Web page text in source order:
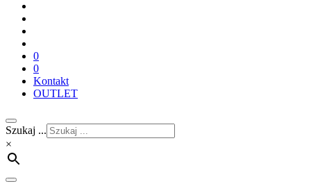
0
0
Kontakt
OUTLET
Szukaj ...
×